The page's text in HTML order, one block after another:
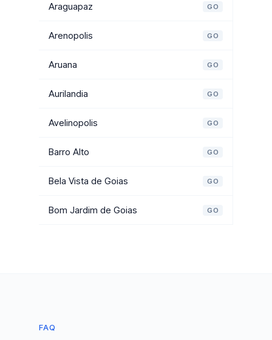
Araguapaz GO
Arenopolis GO
Aruana GO
Aurilandia GO
Avelinopolis GO
Barro Alto GO
Bela Vista de Goias GO
Bom Jardim de Goias GO
FAQ